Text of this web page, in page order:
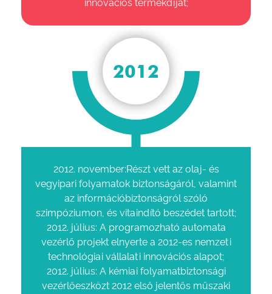
innovációs termékdíját;
2012
2012. november:Részt vett az olaj- és
vegyipari folyamatok biztonságáról, valamint
az információbiztonságról szóló
szimpóziumon, és vitaindító beszédet tartott;
2012. július: A programozható automata
vezérlő projekt elnyerte a 2012-es nemzeti
technológiai vállalati innovációs alapot;
2012. július: A kémiai folyamatbiztonsági
vezérlőeszközt 2012 első jelentős műszaki